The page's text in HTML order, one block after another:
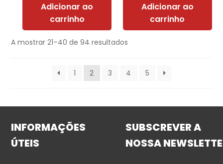
Adicionar ao
carrinho
Adicionar ao
carrinho
A mostrar 21–40 de 94 resultados
1 2 3 4 5
INFORMAÇÕES
ÚTEIS
SUBSCREVER A
NOSSA